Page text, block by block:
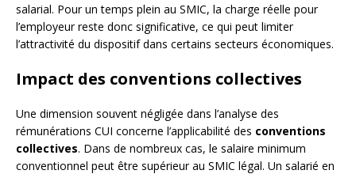
salarial. Pour un temps plein au SMIC, la charge réelle pour
l’employeur reste donc significative, ce qui peut limiter
l’attractivité du dispositif dans certains secteurs économiques.
Impact des conventions collectives
Une dimension souvent négligée dans l’analyse des
rémunérations CUI concerne l’applicabilité des conventions
collectives. Dans de nombreux cas, le salaire minimum
conventionnel peut être supérieur au SMIC légal. Un salarié en